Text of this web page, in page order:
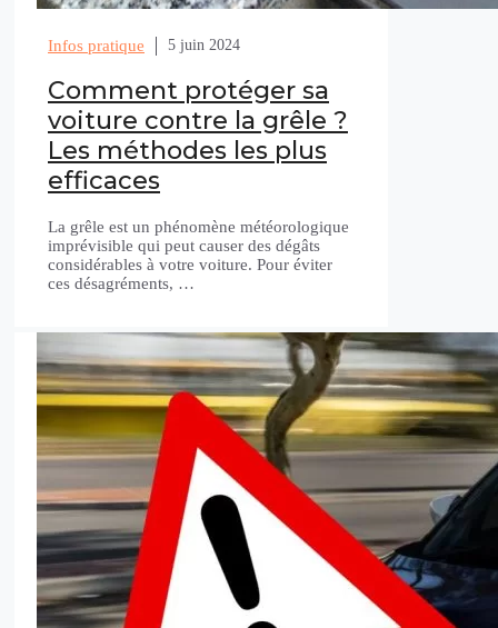
Infos pratique 5 juin 2024
Comment protéger sa
voiture contre la grêle ?
Les méthodes les plus
efficaces
La grêle est un phénomène météorologique
imprévisible qui peut causer des dégâts
considérables à votre voiture. Pour éviter
ces désagréments, …